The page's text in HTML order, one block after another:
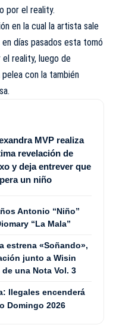
por el reality.
en la cual la artista sale
días pasados esta tomó
el reality, luego de
con la también
MVP realiza
revelación de
y deja entrever que
un niño
Antonio “Niño”
“La Mala”
estrena «Soñando»,
junto a Wisin
una Nota Vol. 3
Ilegales encenderá
Domingo 2026